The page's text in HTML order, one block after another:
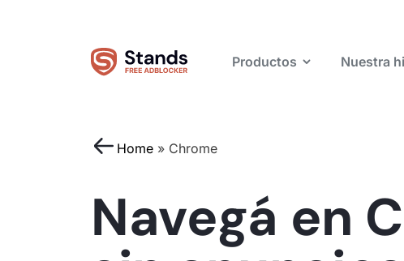
Productos Nuestra
Home » Chrome
Navegá en